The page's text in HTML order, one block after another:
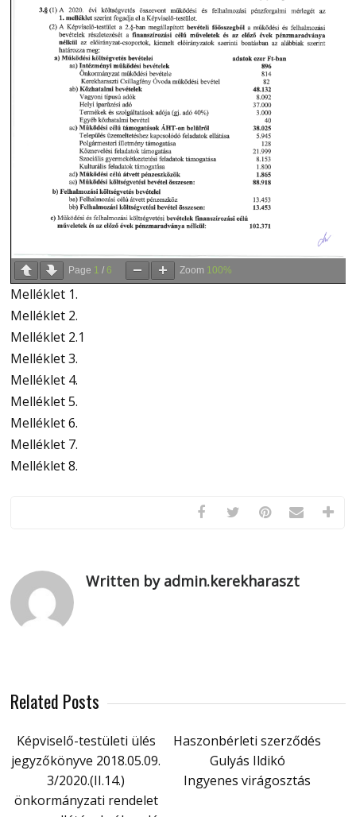
Page 1 / 6 Zoom 100%
Melléklet 1.
Melléklet 2.
Melléklet 2.1
Melléklet 3.
Melléklet 4.
Melléklet 5.
Melléklet 6.
Melléklet 7.
Melléklet 8.
Written by admin.kerekharaszt
Related Posts
Képviselő-testületi ülés
jegyzőkönyve 2018.05.09.
Haszonbérleti szerződés
Gulyás Ildikó
3/2020.(II.14.)
önkormányzati rendelet
Ingyenes virágosztás